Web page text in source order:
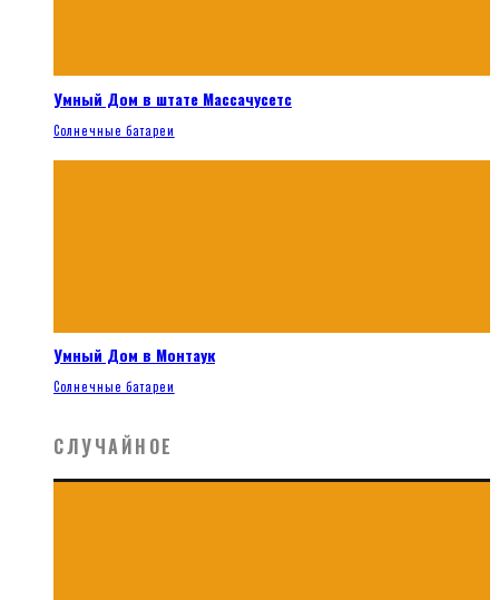
Умный Дом в штате Массачусетс
Солнечные батареи
Умный Дом в Монтаук
Солнечные батареи
СЛУЧАЙНОЕ